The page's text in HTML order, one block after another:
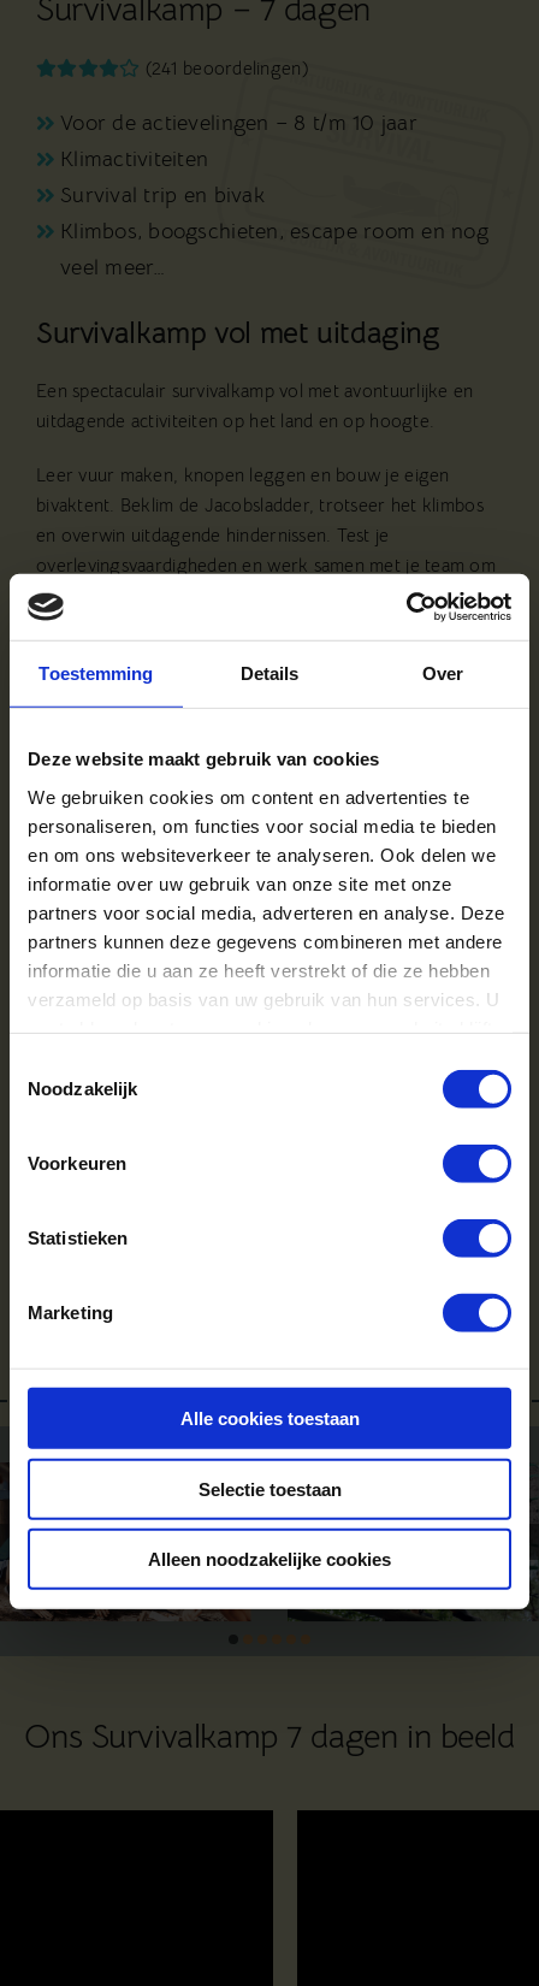
Toestemming Details Over
Deze website maakt gebruik van cookies
We gebruiken cookies om content en advertenties te
personaliseren, om functies voor social media te bieden
en om ons websiteverkeer te analyseren. Ook delen we
informatie over uw gebruik van onze site met onze
partners voor social media, adverteren en analyse. Deze
partners kunnen deze gegevens combineren met andere
informatie die u aan ze heeft verstrekt of die ze hebben
verzameld op basis van uw gebruik van hun services. U
Noodzakelijk
Voorkeuren
Statistieken
Marketing
Alle cookies toestaan
Selectie toestaan
Alleen noodzakelijke cookies
Survivalkamp – 7 dagen
(241 beoordelingen)
Voor de actievelingen – 8 t/m 10 jaar
Klimactiviteiten
Survival trip en bivak
Klimbos, boogschieten, escape room en nog
veel meer…
Survivalkamp vol met uitdaging
Een spectaculair survivalkamp vol met avontuurlijke en
uitdagende activiteiten op het land en op hoogte.
Leer vuur maken, knopen leggen en bouw je eigen
bivaktent. Beklim de Jacobsladder, trotseer het klimbos
en overwin uitdagende hindernissen. Test je
overlevingsvaardigheden en werk samen met je team om
spectaculaire survivalproeven te doorstaan.
Ben jij klaar voor deze geweldige survivalervaring?
Survivalkamp 7
dagen
€ 795,-
Ons Survivalkamp 7 dagen in beeld